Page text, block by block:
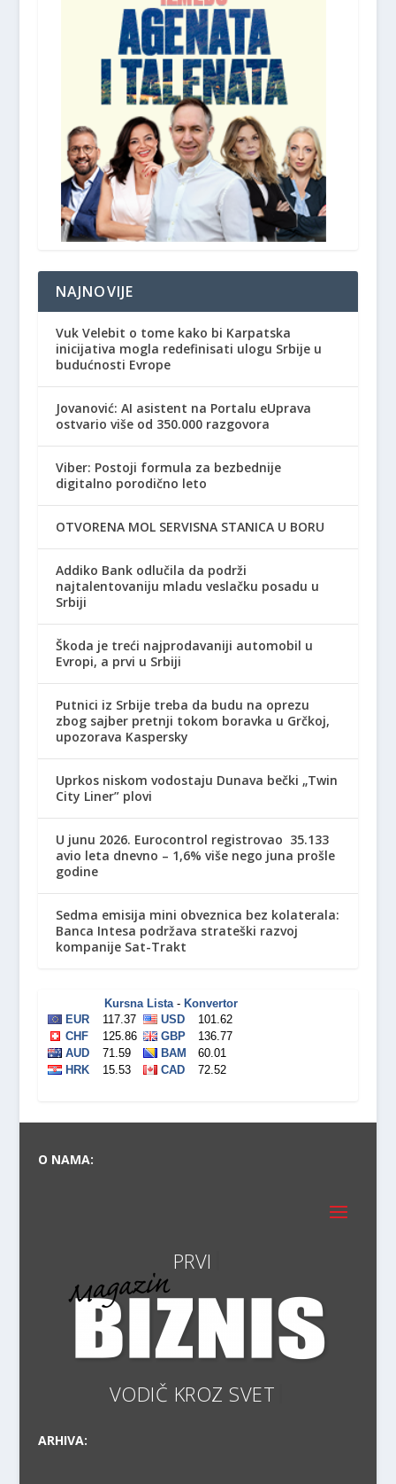
NAJNOVIJE
Vuk Velebit o tome kako bi Karpatska
inicijativa mogla redefinisati ulogu Srbije u
budućnosti Evrope
Jovanović: AI asistent na Portalu eUprava
ostvario više od 350.000 razgovora
Viber: Postoji formula za bezbednije
digitalno porodično leto
OTVORENA MOL SERVISNA STANICA U BORU
Addiko Bank odlučila da podrži
najtalentovaniju mladu veslačku posadu u
Srbiji
Škoda je treći najprodavaniji automobil u
Evropi, a prvi u Srbiji
Putnici iz Srbije treba da budu na oprezu
zbog sajber pretnji tokom boravka u Grčkoj,
upozorava Kaspersky
Uprkos niskom vodostaju Dunava bečki „Twin
City Liner” plovi
U junu 2026. Eurocontrol registrovao 35.133
avio leta dnevno – 1,6% više nego juna prošle
godine
Sedma emisija mini obveznica bez kolaterala:
Banca Intesa podržava strateški razvoj
kompanije Sat-Trakt
O NAMA:
VODIČ KR
ARHIVA: